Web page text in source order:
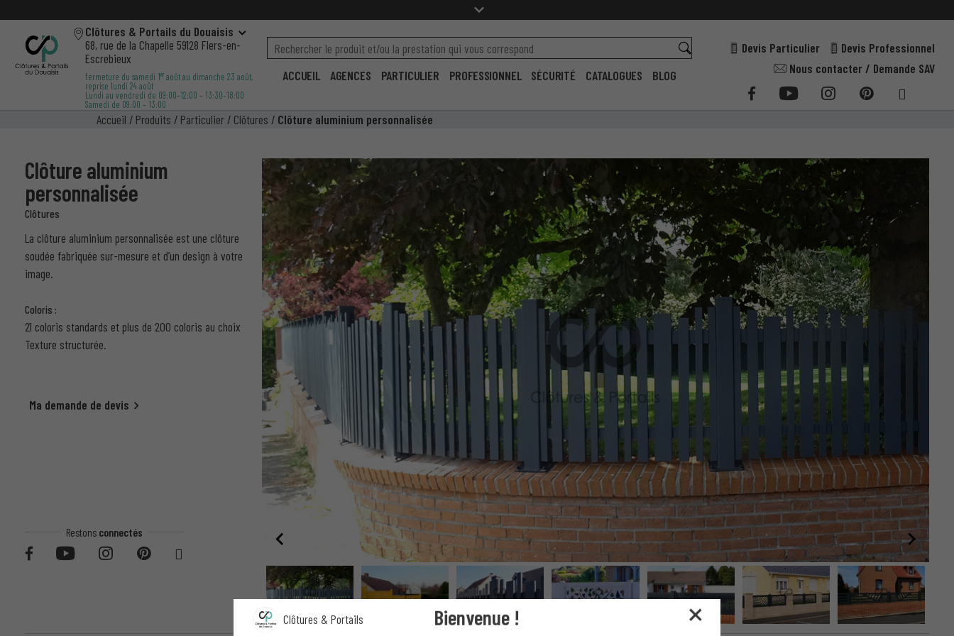
Clôtures & Portails du Douaisis
68, rue de la Chapelle 59128 Flers-en-
Escrebieux
fermeture du samedi 1eraoût au dimanche 23 août,
reprise lundi 24 août
Lundi au vendredi de 09:00–12:00 – 13:30–18:00
Samedi de 09:00 – 13:00
ACCUEIL AGENCES PARTICULIER PROFESSIONNEL SÉCURITÉ CATALOGUES BLOG
Devis Particulier
Devis Professionnel
Nous contacter / Demande SAV
Accueil / Produits / Particulier / Clôtures / Clôture aluminium personnalisée
Clôture aluminium
personnalisée
Clôtures
La clôture aluminium personnalisée est une clôture
soudée fabriquée sur-mesure et d’un design à votre
image.
Coloris :
21 coloris standards et plus de 200 coloris au choix
Texture structurée.
Ma demande de devis
Restons connectés
Clôtures & Portails Bienvenue !